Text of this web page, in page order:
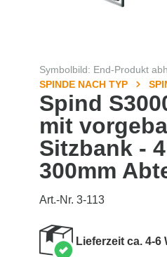
Symbolbild: End-Produkt
SPINDE NACH TYP
Spind
mit
Sitzbank -
300mm
Art.-Nr. 3-113
Lieferzeit ca. 4-6